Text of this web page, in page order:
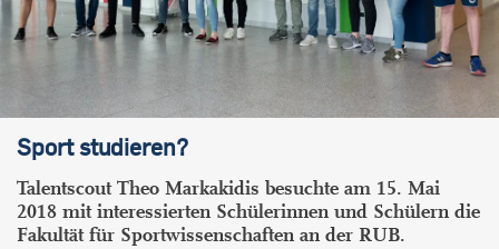
Sport studieren?
Talentscout Theo Markakidis besuchte am 15. Mai
2018 mit interessierten Schülerinnen und Schülern die
Fakultät für Sportwissenschaften an der RUB.